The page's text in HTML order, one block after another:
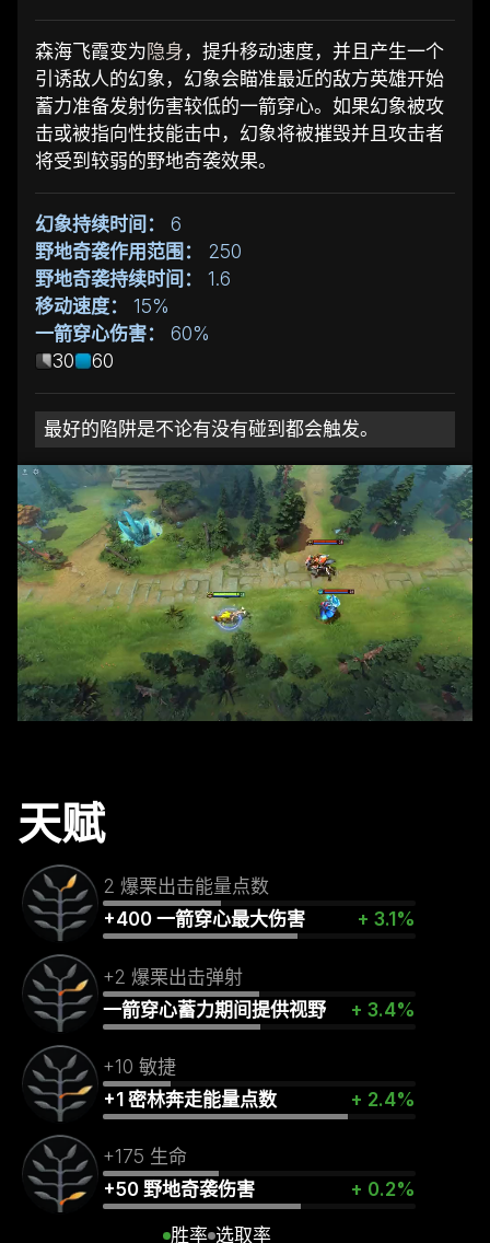
森海飞霞变为隐身 ，提升移动速度，并且产生一个
引诱敌人的幻象，幻象会瞄准最近的敌方英雄开始
蓄力准备发射伤害较低的一箭穿心。如果幻象被攻
击或被指向性技能击中，幻象将被摧毁并且攻击者
将受到较弱的野地奇袭效果。
幻象持续时间：
6
野地奇袭作用范围：
250
野地奇袭持续时间：
1.6
移动速度：
15%
一箭穿心伤害：
60%
30
60
最好的陷阱是不论有没有碰到都会触发。
天赋
2 爆栗出击能量点数
+400 一箭穿心最大伤害
+ 3.1%
+2 爆栗出击弹射
一箭穿心蓄力期间提供视野
+ 3.4%
+10 敏捷
+1 密林奔走能量点数
+ 2.4%
+175 生命
+50 野地奇袭伤害
+ 0.2%
胜率 选取率